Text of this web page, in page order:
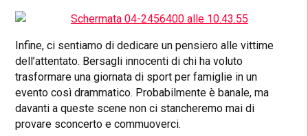
Infine, ci sentiamo di dedicare un pensiero alle vittime
dell’attentato. Bersagli innocenti di chi ha voluto
trasformare una giornata di sport per famiglie in un
evento così drammatico. Probabilmente è banale, ma
davanti a queste scene non ci stancheremo mai di
provare sconcerto e commuoverci.